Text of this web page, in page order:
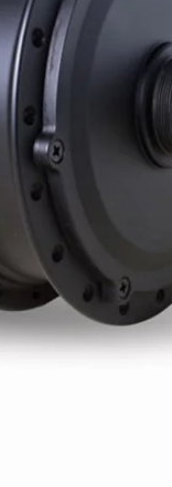
de 500 W
é usado com freio